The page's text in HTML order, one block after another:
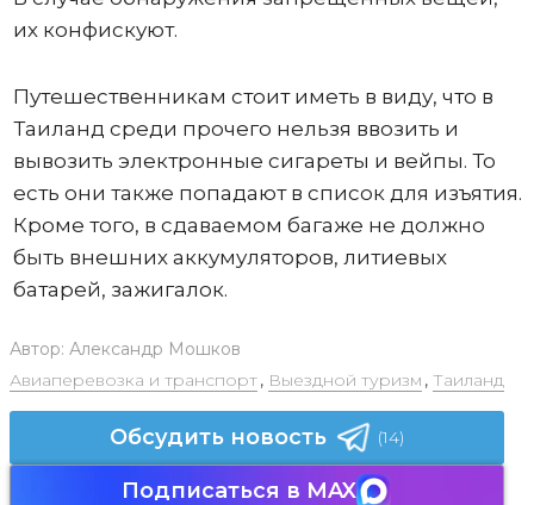
их конфискуют.
Путешественникам стоит иметь в виду, что в
Таиланд среди прочего нельзя ввозить и
вывозить электронные сигареты и вейпы. То
есть они также попадают в список для изъятия.
Кроме того, в сдаваемом багаже не должно
быть внешних аккумуляторов, литиевых
батарей, зажигалок.
Автор: Александр Мошков
Авиаперевозка и транспорт, Выездной туризм , Таиланд
Обсудить новость (14)
Подписаться в MAX